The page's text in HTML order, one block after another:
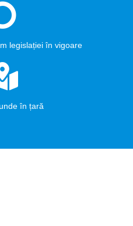
legislației în vigoare
în țară